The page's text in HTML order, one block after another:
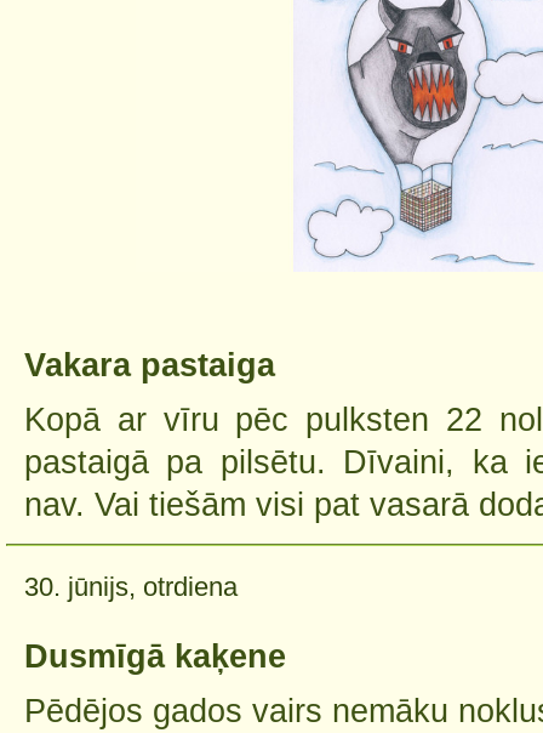
Vakara pastaiga
Kopā ar vīru pēc pulksten 22
pastaigā pa pilsētu. Dīvaini, ka
nav. Vai tiešām visi pat vasarā
30. jūnijs, otrdiena
Dusmīgā kaķene
Pēdējos gados vairs nemāku